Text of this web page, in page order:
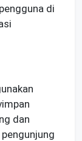
di
dan